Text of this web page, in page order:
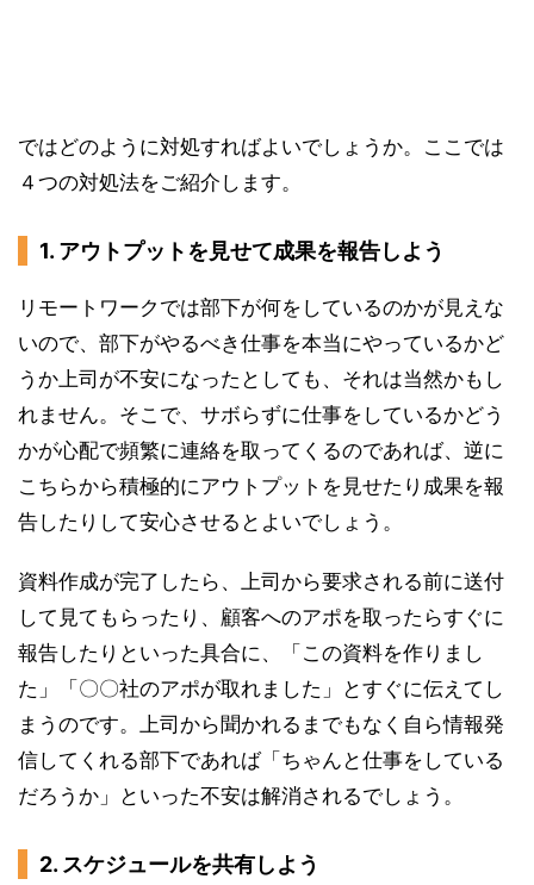
ではどのように対処すればよいでしょうか。ここでは
４つの対処法をご紹介します。
1. アウトプットを見せて成果を報告しよう
リモートワークでは部下が何をしているのかが見えな
いので、部下がやるべき仕事を本当にやっているかど
うか上司が不安になったとしても、それは当然かもし
れません。そこで、サボらずに仕事をしているかどう
かが心配で頻繁に連絡を取ってくるのであれば、逆に
こちらから積極的にアウトプットを見せたり成果を報
告したりして安心させるとよいでしょう。
資料作成が完了したら、上司から要求される前に送付
して見てもらったり、顧客へのアポを取ったらすぐに
報告したりといった具合に、「この資料を作りまし
た」「〇〇社のアポが取れました」とすぐに伝えてし
まうのです。上司から聞かれるまでもなく自ら情報発
信してくれる部下であれば「ちゃんと仕事をしている
だろうか」といった不安は解消されるでしょう。
2. スケジュールを共有しよう